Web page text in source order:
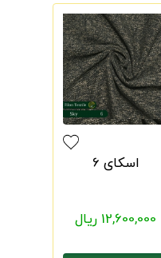
اسکای 6
12,600,000 ریال